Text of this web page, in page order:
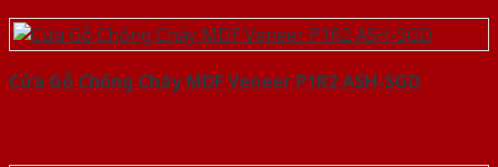
Cửa Gỗ Chống Cháy MDF Veneer P1R2 ASH-SGD